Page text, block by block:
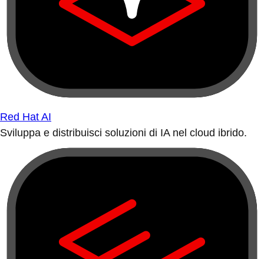
Red Hat AI
Sviluppa e distribuisci soluzioni di IA nel cloud ibrido.